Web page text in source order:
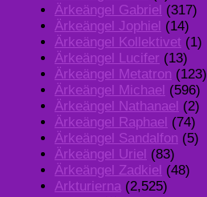
Ärkeängel Gabriel (317)
Ärkeängel Jophiel (14)
Ärkeängel Kollektivet (1)
Ärkeängel Lucifer (13)
Ärkeängel Metatron (123)
Ärkeängel Michael (596)
Ärkeängel Nathanael (2)
Ärkeängel Raphael (74)
Ärkeängel Sandalfon (5)
Ärkeängel Uriel (83)
Ärkeängel Zadkiel (48)
Arkturierna (2,525)